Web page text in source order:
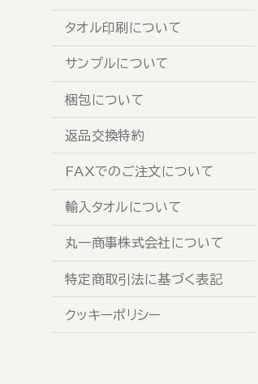
タオル印刷について
サンプルについて
梱包について
返品交換特約
FAXでのご注文について
輸入タオルについて
丸一商事株式会社について
特定商取引法に基づく表記
クッキーポリシー